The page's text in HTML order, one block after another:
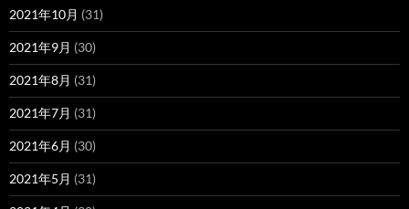
2021年10月 (31)
2021年9月 (30)
2021年8月 (31)
2021年7月 (31)
2021年6月 (30)
2021年5月 (31)